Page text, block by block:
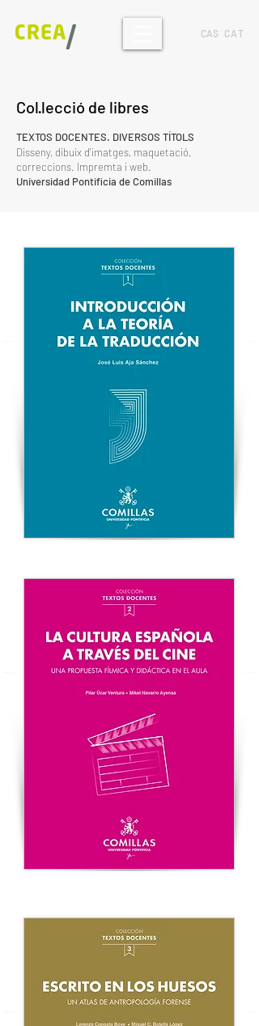
CAS CAT
Col·lecció de libres
TEXTOS DOCENTES. DIVERSOS TÍTOLS
Disseny, dibuix d'imatges, maquetació,
correccions. Impremta i web.
Universidad Pontificia de Comillas